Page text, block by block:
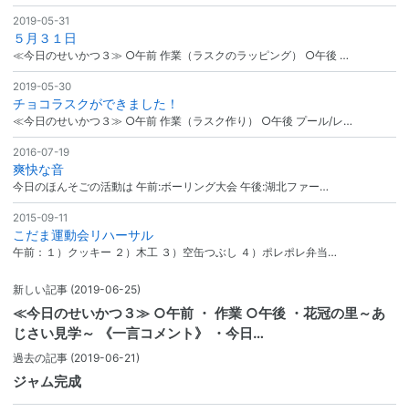
2019-05-31
５月３１日
≪今日のせいかつ３≫ ○午前 作業（ラスクのラッピング） ○午後 …
2019-05-30
チョコラスクができました！
≪今日のせいかつ３≫ ○午前 作業（ラスク作り） ○午後 プール/レ…
2016-07-19
爽快な音
今日のほんそごの活動は 午前:ボーリング大会 午後:湖北ファー…
2015-09-11
こだま運動会リハーサル
午前：１）クッキー ２）木工 ３）空缶つぶし ４）ポレポレ弁当…
新しい記事 (2019-06-25)
≪今日のせいかつ３≫ ○午前 ・ 作業 ○午後 ・花冠の里～あ
じさい見学～ 《一言コメント》 ・今日…
過去の記事 (2019-06-21)
ジャム完成